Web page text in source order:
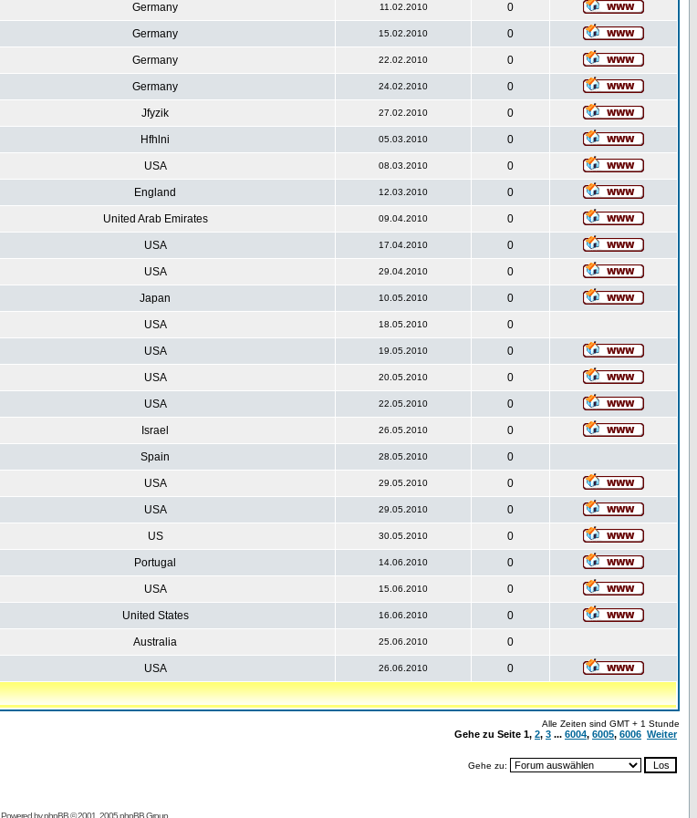
Germany 11.02.2010 0
Germany 15.02.2010 0
Germany 22.02.2010 0
Germany 24.02.2010 0
Jfyzik 27.02.2010 0
Hfhlni 05.03.2010 0
USA 08.03.2010 0
England 12.03.2010 0
United Arab Emirates 09.04.2010 0
USA 17.04.2010 0
USA 29.04.2010 0
Japan 10.05.2010 0
USA 18.05.2010 0
USA 19.05.2010 0
USA 20.05.2010 0
USA 22.05.2010 0
Israel 26.05.2010 0
Spain 28.05.2010 0
USA 29.05.2010 0
USA 29.05.2010 0
US 30.05.2010 0
Portugal 14.06.2010 0
USA 15.06.2010 0
United States 16.06.2010 0
Australia 25.06.2010 0
USA 26.06.2010 0
Alle Zeiten sind GMT + 1 Stunde
Gehe zu Seite 1, 2, 3 ... 6004, 6005, 6006 Weiter
Gehe zu:
Powered byphpBB© 2001, 2005 phpBB Group